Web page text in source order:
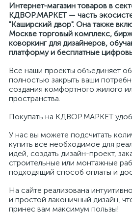
Интернет-магазин товаров в
КДВОР.МАРКЕТ — часть
"Каширский двор". Она также
Москве торговый комплекс,
коворкинг для дизайнеров,
платформу и бесплатные
Все наши проекты объединяет
полностью закрыть ваши
создания комфортного жилого
пространства.
Покупать на КДВОР.МАРКЕТ
У нас вы можете подсчитать
купить все необходимое для
идей, создать дизайн-проект,
строительные или монтажные
подходящий способ оплаты и
На сайте реализована
и простой лаконичный дизайн,
принес вам максимум пользы!